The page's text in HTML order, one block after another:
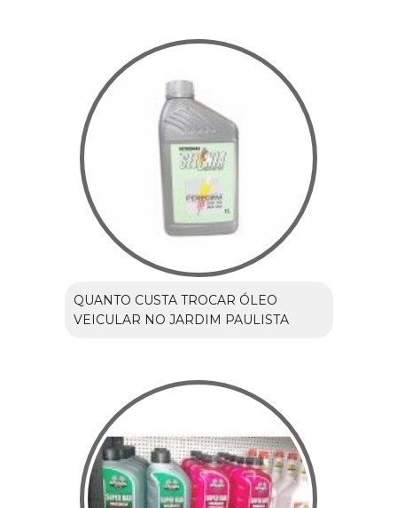
QUANTO CUSTA TROCAR ÓLEO
VEICULAR NO JARDIM PAULISTA